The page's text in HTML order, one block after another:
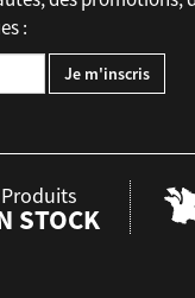
:
Produits
STOCK